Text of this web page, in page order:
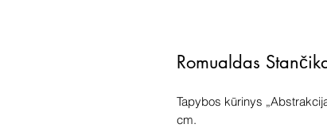
Romualdas
Tapybos kūrinys
cm.